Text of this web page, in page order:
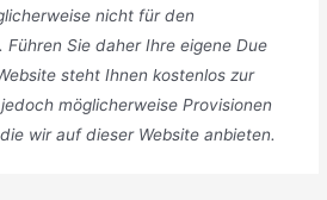
nicht für den
Sie daher Ihre eigene Due
steht Ihnen kostenlos zur
möglicherweise Provisionen
wir auf dieser Website anbieten.